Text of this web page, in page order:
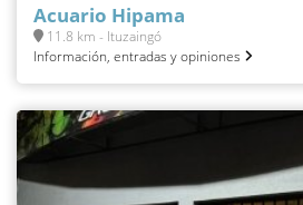
Acuario Hipama
11.8 km - Ituzaingó
Información, entradas y opiniones